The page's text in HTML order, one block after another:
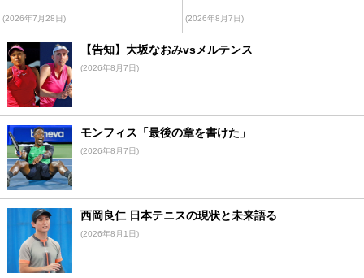
(2026年7月28日) (2026年8月7日)
【告知】大坂なおみvsメルテンス
(2026年8月7日)
モンフィス「最後の章を書けた」
(2026年8月7日)
西岡良仁 日本テニスの現状と未来語る
(2026年8月1日)